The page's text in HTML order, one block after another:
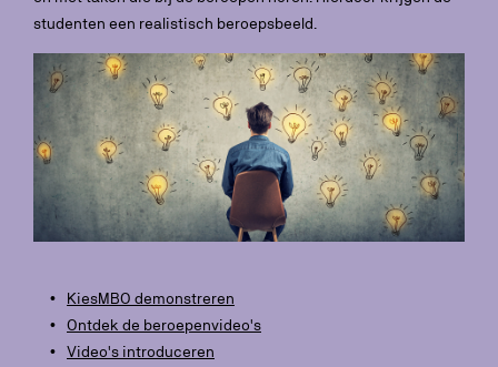
studenten een realistisch beroepsbeeld.
KiesMBO demonstreren
Ontdek de beroepenvideo's
Video's introduceren